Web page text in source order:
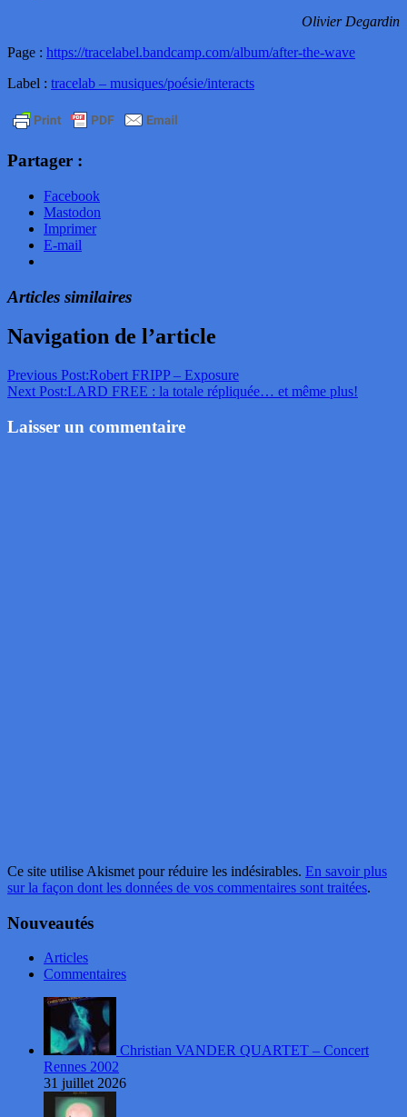
Olivier Degardin
Page : https://tracelabel.bandcamp.com/album/after-the-wave
Label : tracelab – musiques/poésie/interacts
Partager :
Facebook
Mastodon
Imprimer
E-mail
Articles similaires
Navigation de l’article
Previous Post:Robert FRIPP – Exposure
Next Post:LARD FREE : la totale répliquée… et même plus!
Laisser un commentaire
Ce site utilise Akismet pour réduire les indésirables. En savoir plus
sur la façon dont les données de vos commentaires sont traitées.
Nouveautés
Articles
Commentaires
Christian VANDER QUARTET – Concert
Rennes 2002
31 juillet 2026